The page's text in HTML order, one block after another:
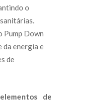
o
Pump Down
da energia e
de
de